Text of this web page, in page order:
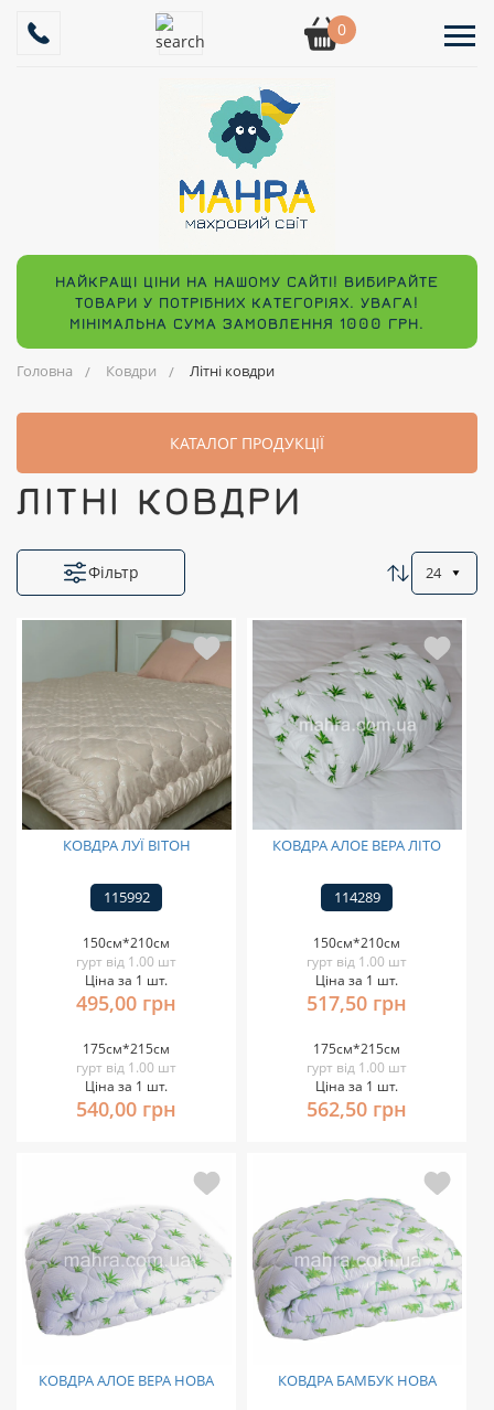
0
НАЙКРАЩІ ЦІНИ НА НАШОМУ САЙТІ! ВИБИРАЙТЕ
ТОВАРИ У ПОТРІБНИХ КАТЕГОРІЯХ. УВАГА!
МІНІМАЛЬНА СУМА ЗАМОВЛЕННЯ 1000 ГРН.
Головна Ковдри Літні ковдри
КАТАЛОГ ПРОДУКЦІЇ
ЛІТНІ КОВДРИ
Фільтр 24
КОВДРА ЛУЇ ВІТОН
115992
150см*210см
гурт від 1.00 шт
Ціна за 1 шт.
495,00 грн
175см*215см
гурт від 1.00 шт
Ціна за 1 шт.
540,00 грн
КОВДРА АЛОЕ ВЕРА ЛІТО
114289
150см*210см
гурт від 1.00 шт
Ціна за 1 шт.
517,50 грн
175см*215см
гурт від 1.00 шт
Ціна за 1 шт.
562,50 грн
КОВДРА АЛОЕ ВЕРА НОВА КОВДРА БАМБУК НОВА